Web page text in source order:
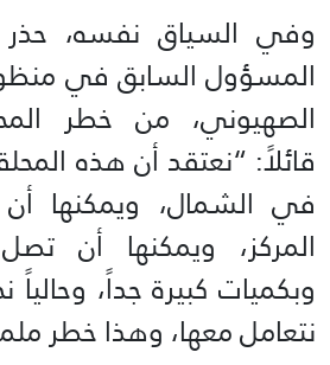
وفي السياق نفسه،
المسؤول السابق في
الصهيوني، من خطر
قائلاً: “نعتقد أن هذه
في الشمال، ويمكنها
المركز، ويمكنها أن
وبكميات كبيرة جداً،
نتعامل معها، وهذا خطر